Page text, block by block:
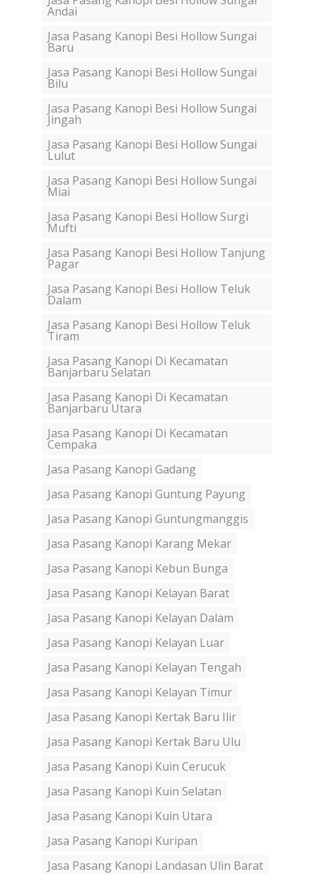
Andai
Jasa Pasang Kanopi Besi Hollow Sungai
Baru
Jasa Pasang Kanopi Besi Hollow Sungai
Bilu
Jasa Pasang Kanopi Besi Hollow Sungai
Jingah
Jasa Pasang Kanopi Besi Hollow Sungai
Lulut
Jasa Pasang Kanopi Besi Hollow Sungai
Miai
Jasa Pasang Kanopi Besi Hollow Surgi
Mufti
Jasa Pasang Kanopi Besi Hollow Tanjung
Pagar
Jasa Pasang Kanopi Besi Hollow Teluk
Dalam
Jasa Pasang Kanopi Besi Hollow Teluk
Tiram
Jasa Pasang Kanopi Di Kecamatan
Banjarbaru Selatan
Jasa Pasang Kanopi Di Kecamatan
Banjarbaru Utara
Jasa Pasang Kanopi Di Kecamatan
Cempaka
Jasa Pasang Kanopi Gadang
Jasa Pasang Kanopi Guntung Payung
Jasa Pasang Kanopi Guntungmanggis
Jasa Pasang Kanopi Karang Mekar
Jasa Pasang Kanopi Kebun Bunga
Jasa Pasang Kanopi Kelayan Barat
Jasa Pasang Kanopi Kelayan Dalam
Jasa Pasang Kanopi Kelayan Luar
Jasa Pasang Kanopi Kelayan Tengah
Jasa Pasang Kanopi Kelayan Timur
Jasa Pasang Kanopi Kertak Baru Ilir
Jasa Pasang Kanopi Kertak Baru Ulu
Jasa Pasang Kanopi Kuin Cerucuk
Jasa Pasang Kanopi Kuin Selatan
Jasa Pasang Kanopi Kuin Utara
Jasa Pasang Kanopi Kuripan
Jasa Pasang Kanopi Landasan Ulin Barat